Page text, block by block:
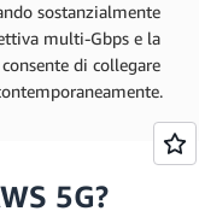
sostanzialmente
multi-Gbps e la
di collegare
5G?